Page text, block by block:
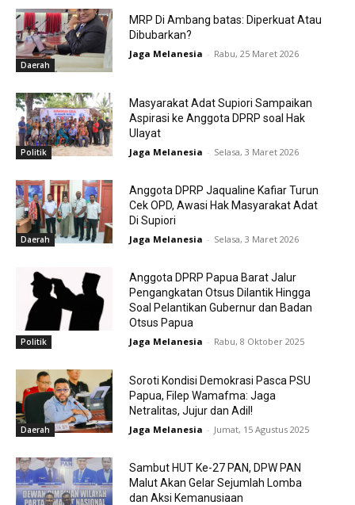
Daerah
MRP Di Ambang batas: Diperkuat Atau
Dibubarkan?
Jaga Melanesia - Rabu, 25 Maret 2026
Politik
Masyarakat Adat Supiori Sampaikan
Aspirasi ke Anggota DPRP soal Hak
Ulayat
Jaga Melanesia - Selasa, 3 Maret 2026
Daerah
Anggota DPRP Jaqualine Kafiar Turun
Cek OPD, Awasi Hak Masyarakat Adat
Di Supiori
Jaga Melanesia - Selasa, 3 Maret 2026
Politik
Anggota DPRP Papua Barat Jalur
Pengangkatan Otsus Dilantik Hingga
Soal Pelantikan Gubernur dan Badan
Otsus Papua
Jaga Melanesia - Rabu, 8 Oktober 2025
Daerah
Soroti Kondisi Demokrasi Pasca PSU
Papua, Filep Wamafma: Jaga
Netralitas, Jujur dan Adil!
Jaga Melanesia - Jumat, 15 Agustus 2025
Sambut HUT Ke-27 PAN, DPW PAN
Malut Akan Gelar Sejumlah Lomba
dan Aksi Kemanusiaan